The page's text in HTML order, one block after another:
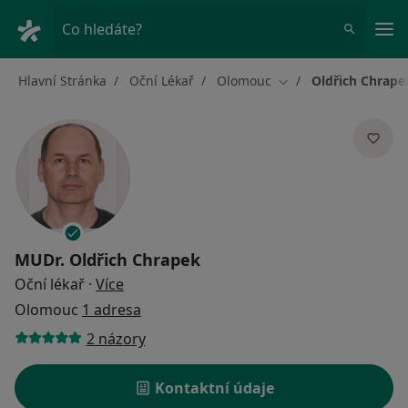
Co hledáte?
Hlavní Stránka Oční Lékař Olomouc Změna města
Oldřich
MUDr. Oldřich Chrapek
Oční lékař · Více
Olomouc 1 adresa
2 názory
Kontaktní údaje